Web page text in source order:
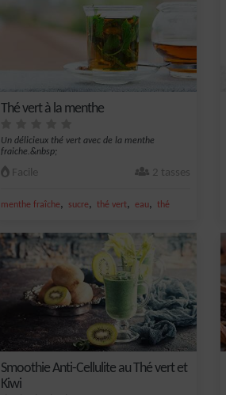
Thé vert à la menthe
Un délicieux thé vert avec de la menthe
fraiche.&nbsp;
Facile 2 tasses
menthe fraîche, sucre, thé vert, eau, thé
Smoothie Anti-Cellulite au Thé vert et
Kiwi